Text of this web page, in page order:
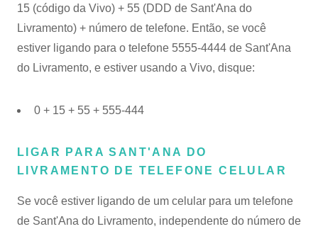
15 (código da Vivo) + 55 (DDD de Sant'Ana do
Livramento) + número de telefone. Então, se você
estiver ligando para o telefone 5555-4444 de Sant'Ana
do Livramento, e estiver usando a Vivo, disque:
0 + 15 + 55 + 555-444
LIGAR PARA SANT'ANA DO
LIVRAMENTO DE TELEFONE CELULAR
Se você estiver ligando de um celular para um telefone
de Sant'Ana do Livramento, independente do número de